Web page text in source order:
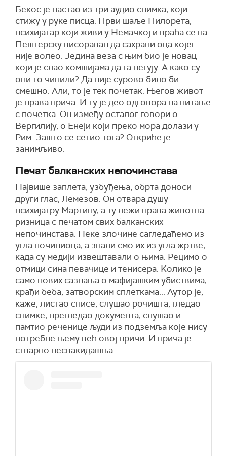
Бекос је настао из три аудио снимка, који
стижу у руке писца. Први шаље Пилорета,
психијатар који живи у Немачкој и враћа се на
Пештерску висораван да сахрани оца којег
није волео. Једина веза с њим био је новац
који је слао комшијама да га негују. А како су
они то чинили? Да није сурово било би
смешно. Али, то је тек почетак. Његов живот
је права прича. И ту је део одговора на питање
с почетка. Он између осталог говори о
Вергилију, о Енеји који преко мора долази у
Рим. Зашто се сетио тога? Откриће је
занимљиво.
Печат балканских непочинстава
Највише заплета, узбуђења, обрта доноси
други глас, Лемезов. Он отвара душу
психијатру Мартину, а ту лежи права животна
ризница с печатом свих балканских
непочинстава. Неке злочине сагледаћемо из
угла починиоца, а знали смо их из угла жртве,
када су медији извештавали о њима. Рецимо о
отмици сина певачице и тенисера. Kолико је
само нових сазнања о мафијашким убиствима,
крађи беба, затворским сплеткама... Аутор је,
каже, листао списе, слушао рочишта, гледао
снимке, прегледао документа, слушао и
памтио реченице људи из подземља које нису
потребне њему већ овој причи. И прича је
стварно несвакидашња.